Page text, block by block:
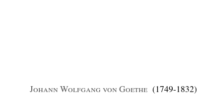
Johann Wolfgang von Goethe(1749-1832)